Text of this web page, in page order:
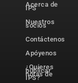
Acerca de
IPS
Nuestros
socios
Contáctenos
Apóyenos
¿Quieres
publicar
notas de
IPS?